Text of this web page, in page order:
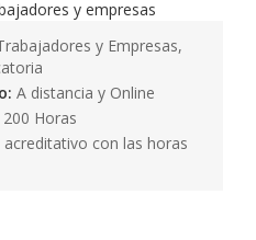
y Empresas,
A distancia y Online
200 Horas
con las horas